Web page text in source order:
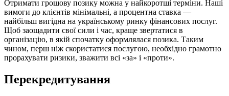
Отримати грошову позику можна у найкоротші терміни. Наші
вимоги до клієнтів мінімальні, а процентна ставка —
найбільш вигідна на українському ринку фінансових послуг.
Щоб заощадити свої сили і час, краще звертатися в
організацію, в якій спочатку оформлялася позика. Таким
чином, перш ніж скористатися послугою, необхідно грамотно
прорахувати ризики, зважити всі «за» і «проти».
Перекредитування